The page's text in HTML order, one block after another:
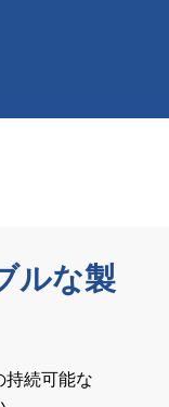
ルな製
持続可能な